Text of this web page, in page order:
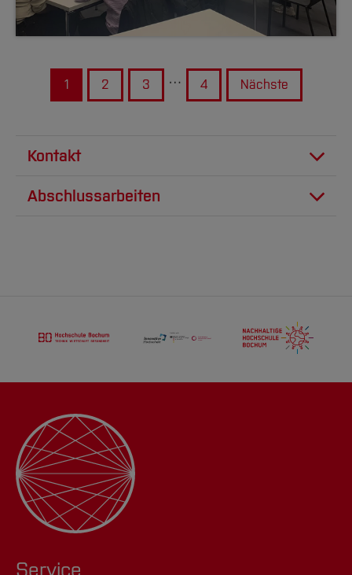
1 2 3 … 4 Nächste
Kontakt
Projektleitung: Prof. Dr. Petra Schweizer-Ries
Abschlussarbeiten
Service